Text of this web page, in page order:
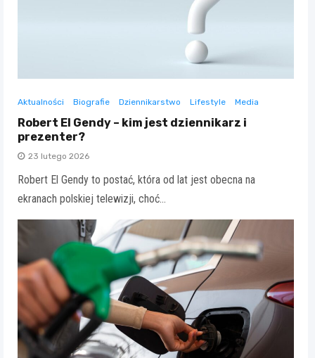
Aktualności Biografie Dziennikarstwo Lifestyle Media
Robert El Gendy – kim jest dziennikarz i
prezenter?
23 lutego 2026
Robert El Gendy to postać, która od lat jest obecna na
ekranach polskiej telewizji, choć…